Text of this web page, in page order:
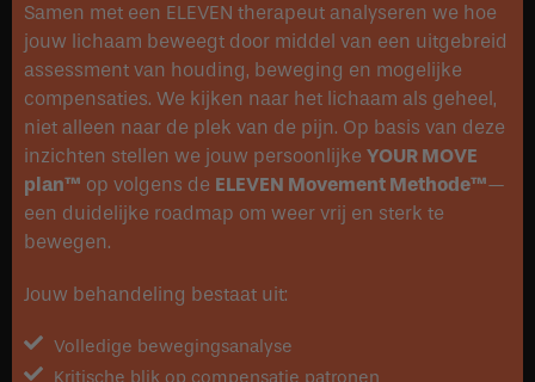
Samen met een ELEVEN therapeut analyseren we hoe
jouw lichaam beweegt door middel van een uitgebreid
assessment van houding, beweging en mogelijke
compensaties. We kijken naar het lichaam als geheel,
niet alleen naar de plek van de pijn. Op basis van deze
inzichten stellen we jouw persoonlijke YOUR MOVE
plan™ op volgens de ELEVEN Movement Methode™—
een duidelijke roadmap om weer vrij en sterk te
bewegen.
Jouw behandeling bestaat uit:
Volledige bewegingsanalyse
Kritische blik op compensatie patronen